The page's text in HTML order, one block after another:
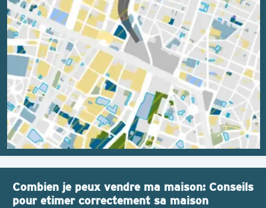
Combien je peux vendre ma maison: Conseils
pour etimer correctement sa maison